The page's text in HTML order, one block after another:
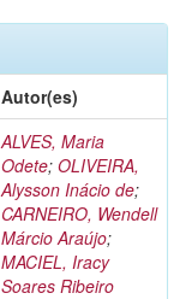
Autor(es)
ALVES, Maria
Odete; OLIVEIRA,
Alysson Inácio de;
CARNEIRO, Wendell
Márcio Araújo;
MACIEL, Iracy
Soares Ribeiro